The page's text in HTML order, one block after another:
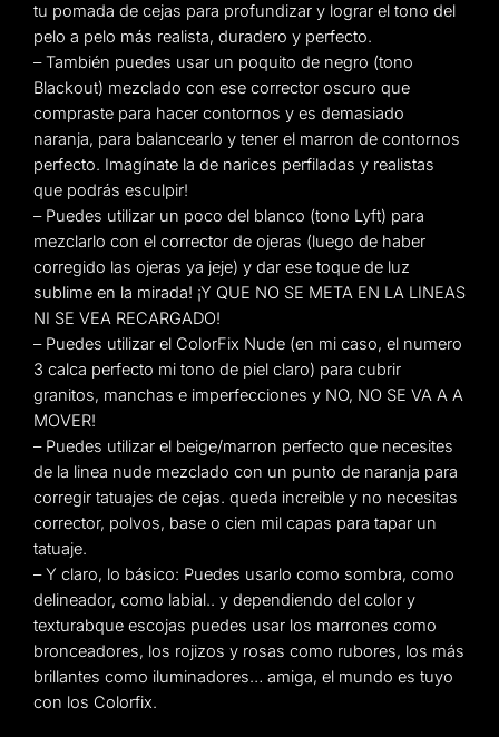
tu pomada de cejas para profundizar y lograr el tono del
pelo a pelo más realista, duradero y perfecto.
– También puedes usar un poquito de negro (tono
Blackout) mezclado con ese corrector oscuro que
compraste para hacer contornos y es demasiado
naranja, para balancearlo y tener el marron de contornos
perfecto. Imagínate la de narices perfiladas y realistas
que podrás esculpir!
– Puedes utilizar un poco del blanco (tono Lyft) para
mezclarlo con el corrector de ojeras (luego de haber
corregido las ojeras ya jeje) y dar ese toque de luz
sublime en la mirada! ¡Y QUE NO SE META EN LA LINEAS
NI SE VEA RECARGADO!
– Puedes utilizar el ColorFix Nude (en mi caso, el numero
3 calca perfecto mi tono de piel claro) para cubrir
granitos, manchas e imperfecciones y NO, NO SE VA A A
MOVER!
– Puedes utilizar el beige/marron perfecto que necesites
de la linea nude mezclado con un punto de naranja para
corregir tatuajes de cejas. queda increible y no necesitas
corrector, polvos, base o cien mil capas para tapar un
tatuaje.
– Y claro, lo básico: Puedes usarlo como sombra, como
delineador, como labial.. y dependiendo del color y
texturabque escojas puedes usar los marrones como
bronceadores, los rojizos y rosas como rubores, los más
brillantes como iluminadores… amiga, el mundo es tuyo
con los Colorfix.